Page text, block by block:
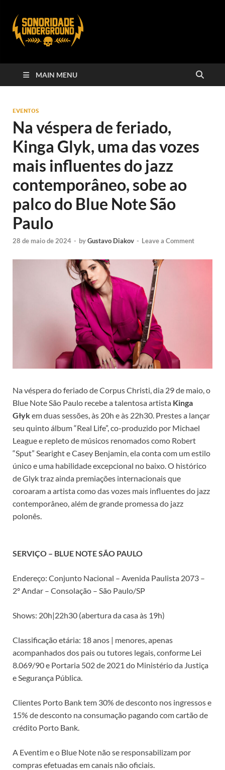
MAIN MENU
EVENTOS
Na véspera de feriado,
Kinga Glyk, uma das vozes
mais influentes do jazz
contemporâneo, sobe ao
palco do Blue Note São
Paulo
28 de maio de 2024 - byGustavo Diakov - Leave a Comment
Na véspera do feriado de Corpus Christi, dia 29 de maio, o
Blue Note São Paulo recebe a talentosa artista Kinga
Głykem duas sessões, às 20h e às 22h30. Prestes a lançar
seu quinto álbum “Real Life”, co-produzido por Michael
League e repleto de músicos renomados como Robert
“Sput” Searight e Casey Benjamin, ela conta com um estilo
único e uma habilidade excepcional no baixo. O histórico
de Glyk traz ainda premiações internacionais que
coroaram a artista como das vozes mais influentes do jazz
contemporâneo, além de grande promessa do jazz
polonês.
SERVIÇO – BLUE NOTE SÃO PAULO
Endereço: Conjunto Nacional – Avenida Paulista 2073 –
2º Andar – Consolação – São Paulo/SP
Shows: 20h|22h30 (abertura da casa às 19h)
Classificação etária: 18 anos | menores, apenas
acompanhados dos pais ou tutores legais, conforme Lei
8.069/90 e Portaria 502 de 2021 do Ministério da Justiça
e Segurança Pública.
Clientes Porto Bank tem 30% de desconto nos ingressos e
15% de desconto na consumação pagando com cartão de
crédito Porto Bank.
A Eventim e o Blue Note não se responsabilizam por
compras efetuadas em canais não oficiais.